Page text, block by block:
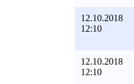
12.10.2018
12:10
12.10.2018
12:10